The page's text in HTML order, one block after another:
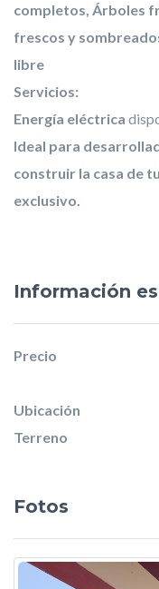
completos, Árboles
frescos y
libre
Servicios:
Energía eléctrica
Ideal para
construir la casa de
exclusivo.
Información
Precio
Ubicación
Terreno
Fotos